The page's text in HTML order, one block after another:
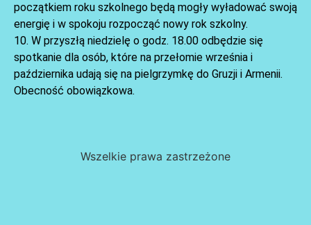
początkiem roku szkolnego będą mogły wyładować swoją
energię i w spokoju rozpocząć nowy rok szkolny.
10. W przyszłą niedzielę o godz. 18.00 odbędzie się
spotkanie dla osób, które na przełomie września i
października udają się na pielgrzymkę do Gruzji i Armenii.
Obecność obowiązkowa.
Wszelkie prawa zastrzeżone